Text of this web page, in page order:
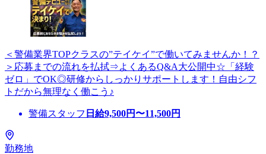
＜警備業界TOPクラスの”テイケイ”で働いてみませんか！？
＞応募までの流れを払拭⇒よくあるQ&A大公開中☆「経験
ゼロ」でOK◎研修からしっかりサポートします！自由シフ
トだから無理なく働こう♪
警備スタッフ 日給9,500円〜11,500円
勤務地